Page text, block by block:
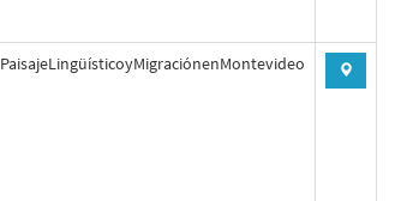
PaisajeLingüísticoyMigraciónenMontevideo